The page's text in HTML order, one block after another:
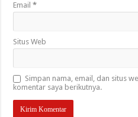
Email*
Situs Web
Simpan nama, email, dan situs
komentar saya berikutnya.